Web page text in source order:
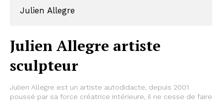
Julien Allegre
Julien Allegre artiste
sculpteur
Julien Allegre est un artiste autodidacte, depuis 2001
poussé par sa force créatrice intérieure, il ne cesse de faire